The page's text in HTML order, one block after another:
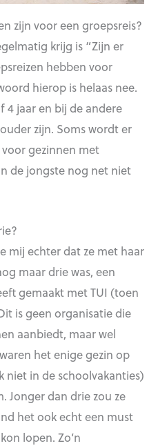
zijn voor een groepsreis?
krijg is “Zijn er
hebben voor
hierop is helaas nee.
4 jaar en bij de andere
zijn. Soms wordt er
gezinnen met
de jongste nog net niet
mij echter dat ze met haar
maar drie was, een
gemaakt met TUI (toen
is geen organisatie die
aanbiedt, maar wel
het enige gezin op
niet in de schoolvakanties)
Jonger dan drie zou ze
het ook echt een must
lopen. Zo’n